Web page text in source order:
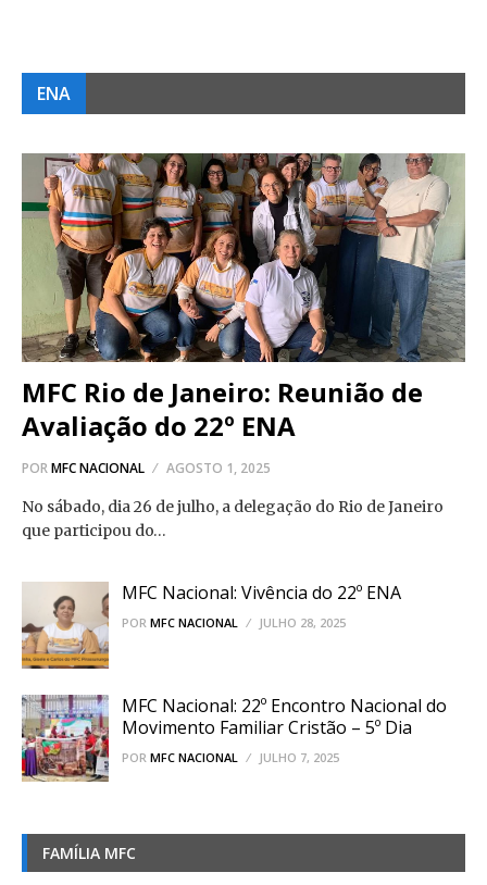
ENA
MFC Rio de Janeiro: Reunião de
Avaliação do 22º ENA
PORMFC NACIONAL AGOSTO 1, 2025
No sábado, dia 26 de julho, a delegação do Rio de Janeiro
que participou do…
MFC Nacional: Vivência do 22º ENA
POR MFC NACIONAL JULHO 28, 2025
MFC Nacional: 22º Encontro Nacional do
Movimento Familiar Cristão – 5º Dia
POR MFC NACIONAL JULHO 7, 2025
FAMÍLIA MFC